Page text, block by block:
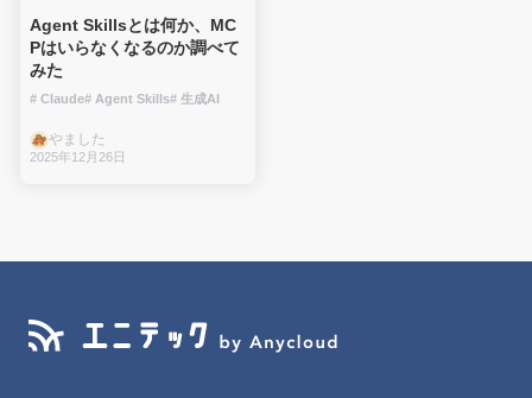
Agent Skillsとは何か、MC
Pはいらなくなるのか調べて
みた
# Claude# Agent Skills# 生成AI
やました
2025年12月26日